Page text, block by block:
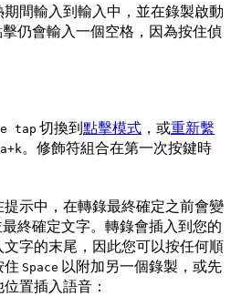
間輸入到輸入中，並在錄製啟動
仍會輸入一個空格，因為按住偵
tap 切換到點擊模式 ，或重新繫
。修飾符組合在第一次按鍵時
示中，在轉錄最終確定之前會變
終確定文字。轉錄會插入到您的
字的末尾，因此您可以按任何順
住 Space 以附加另一個錄製，或先
置插入語音：